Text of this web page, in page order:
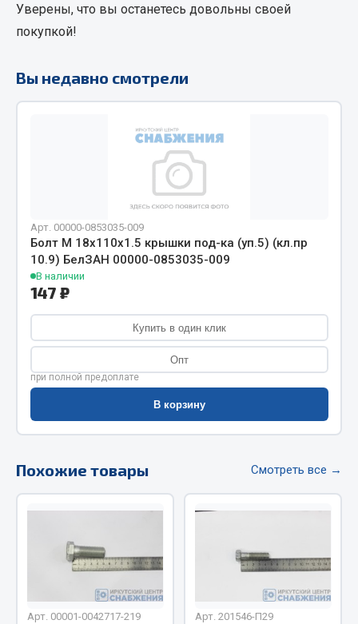
Хомуты
Весь раздел
Соединительные элементы
Адаптеры и переходники
Трубки, муфты, гайки
Угольники
Фитинги
Штуцеры
Весь раздел
Инструмент
Автомобильный инструмент
Крепежный инструмент
Режущий инструмент
Слесарный инструмент
Столярный инструмент
Показать ещё
Уверены, что вы останетесь довольны своей
покупкой!
Вы недавно смотрели
Арт. 00000-0853035-009
Болт М 18х110х1.5 крышки под-ка (уп.5) (кл.пр
10.9) БелЗАН 00000-0853035-009
В наличии
147 ₽
Купить в один клик
Опт
при полной предоплате
В корзину
Похожие товары Смотреть все →
Арт. 00001-0042717-219 Арт. 201546-П29